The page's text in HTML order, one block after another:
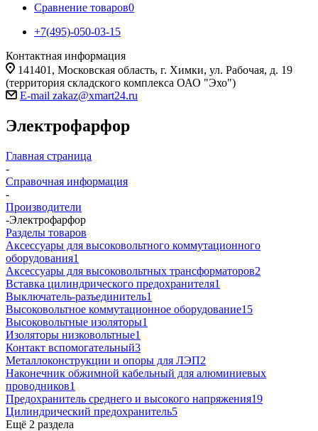
Сравнение товаров0
+7(495)-050-03-15
Контактная информация
141401, Московская область, г. Химки, ул. Рабочая, д. 19
(территория складского комплекса ОАО "Эхо")
E-mail zakaz@xmart24.ru
Электрофарфор
Главная страница
-
Справочная информация
-
Производители
-Электрофарфор
Разделы товаров
Аксессуары для высоковольтного коммутационного
оборудования1
Аксессуары для высоковольтных трансформаторов2
Вставка цилиндрического предохранителя1
Выключатель-разъединитель1
Высоковольтное коммутационное оборудование15
Высоковольтные изоляторы1
Изоляторы низковольтные1
Контакт вспомогательный3
Металлоконструкции и опоры для ЛЭП2
Наконечник обжимной кабельный для алюминиевых
проводников1
Предохранитель среднего и высокого напряжения19
Цилиндрический предохранитель5
Ещё 2 раздела